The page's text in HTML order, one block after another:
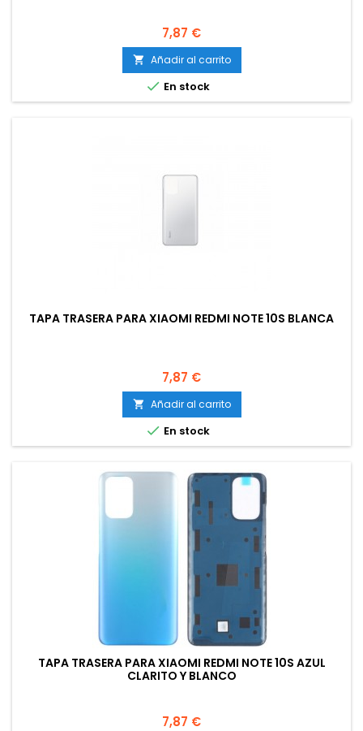
Precio
7,87 €
 Añadir al carrito
 En stock
TAPA TRASERA PARA XIAOMI REDMI NOTE 10S BLANCA
Precio
7,87 €
 Añadir al carrito
 En stock
TAPA TRASERA PARA XIAOMI REDMI NOTE 10S AZUL
CLARITO Y BLANCO
Precio
7,87 €